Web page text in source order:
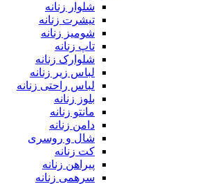
شلوار زنانه
تیشرت زنانه
شومیز زنانه
تاپ زنانه
شلوارک زنانه
لباس زیر زنانه
لباس راحتی زنانه
بلوز زنانه
مانتو زنانه
دامن زنانه
شال و روسری
کت زنانه
پیراهن زنانه
سرهمی زنانه